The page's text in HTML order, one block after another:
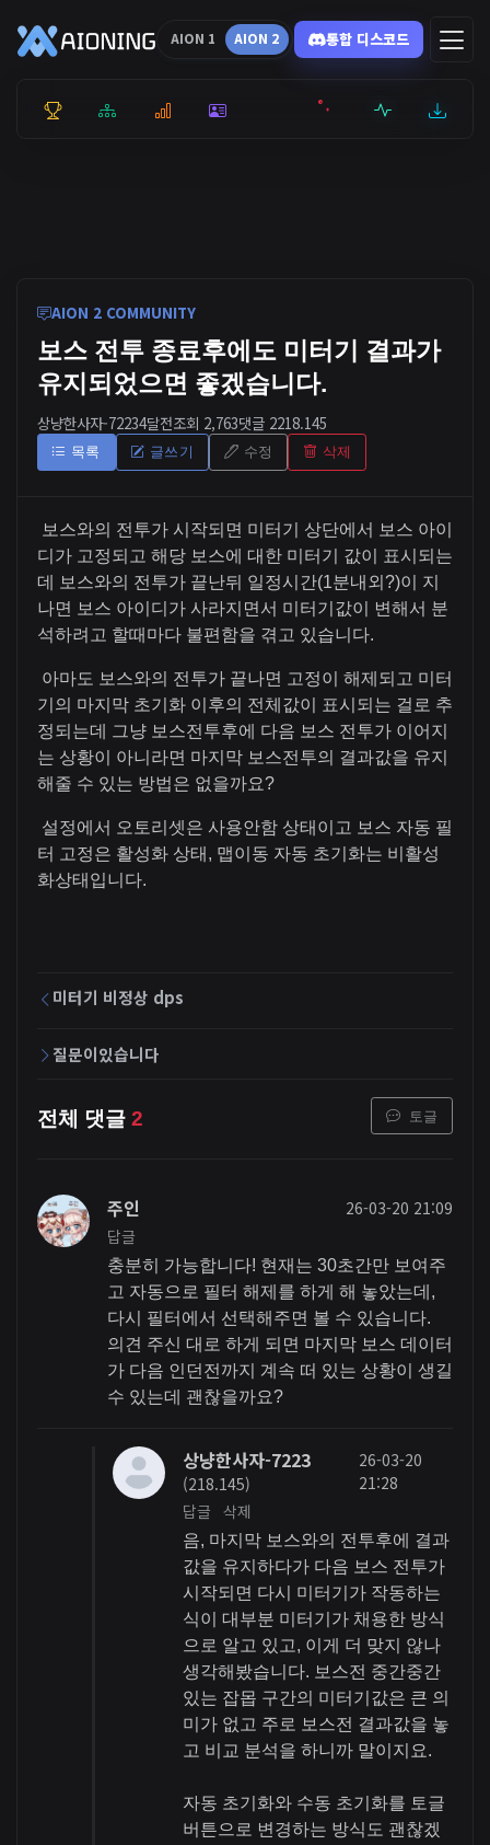
AION 1 AION 2 통합 디스코드
통합 순위리더보드통계 캐릭터 서버현황최근기록잉미
AION 2 COMMUNITY
보스 전투 종료후에도 미터기 결과가
유지되었으면 좋겠습니다.
상냥한사자-72234달전조회 2,763댓글 2218.145
목록 글쓰기 수정 삭제
보스와의 전투가 시작되면 미터기 상단에서 보스 아이
디가 고정되고 해당 보스에 대한 미터기 값이 표시되는
데 보스와의 전투가 끝난뒤 일정시간(1분내외?)이 지
나면 보스 아이디가 사라지면서 미터기값이 변해서 분
석하려고 할때마다 불편함을 겪고 있습니다.
아마도 보스와의 전투가 끝나면 고정이 해제되고 미터
기의 마지막 초기화 이후의 전체값이 표시되는 걸로 추
정되는데 그냥 보스전투후에 다음 보스 전투가 이어지
는 상황이 아니라면 마지막 보스전투의 결과값을 유지
해줄 수 있는 방법은 없을까요?
설정에서 오토리셋은 사용안함 상태이고 보스 자동 필
터 고정은 활성화 상태, 맵이동 자동 초기화는 비활성
화상태입니다.
미터기 비정상 dps
질문이있습니다
전체 댓글 2 토글
주인
26-03-20 21:09
답글
충분히 가능합니다! 현재는 30초간만 보여주
고 자동으로 필터 해제를 하게 해 놓았는데,
다시 필터에서 선택해주면 볼 수 있습니다.
의견 주신 대로 하게 되면 마지막 보스 데이터
가 다음 인던전까지 계속 떠 있는 상황이 생길
수 있는데 괜찮을까요?
상냥한사자-7223
(218.145)
26-03-20
21:28
답글 삭제
음, 마지막 보스와의 전투후에 결과
값을 유지하다가 다음 보스 전투가
시작되면 다시 미터기가 작동하는
식이 대부분 미터기가 채용한 방식
으로 알고 있고, 이게 더 맞지 않나
생각해봤습니다. 보스전 중간중간
있는 잡몹 구간의 미터기값은 큰 의
미가 없고 주로 보스전 결과값을 놓
고 비교 분석을 하니까 말이지요.
자동 초기화와 수동 초기화를 토글
버튼으로 변경하는 방식도 괜찮겠